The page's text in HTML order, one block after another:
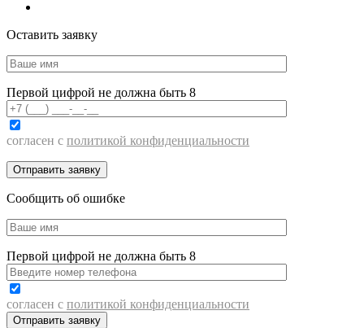
Оставить заявку
Первой цифрой не должна быть 8
согласен с политикой конфиденциальности
Сообщить об ошибке
Первой цифрой не должна быть 8
согласен с политикой конфиденциальности